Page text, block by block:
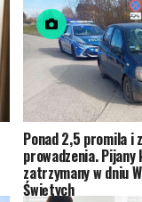
Ponad 2,5 promila i
prowadzenia. Pijany
zatrzymany w dniu
Świętych